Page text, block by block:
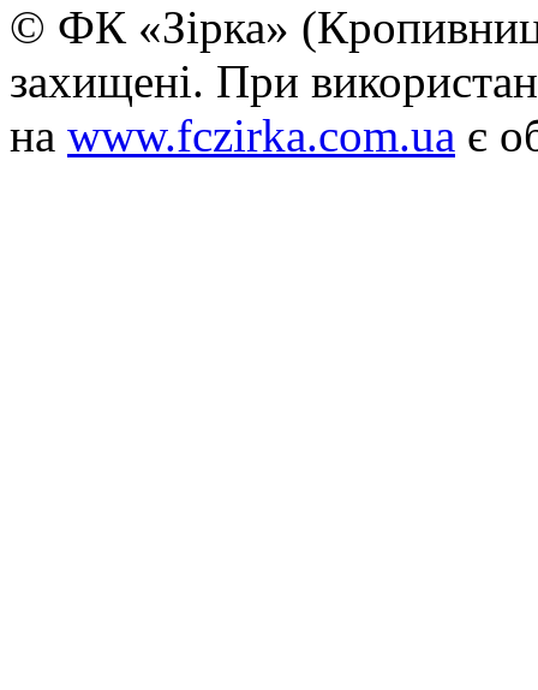
© ФК «Зірка»
захищені. При
на www.fczirka.com.ua є